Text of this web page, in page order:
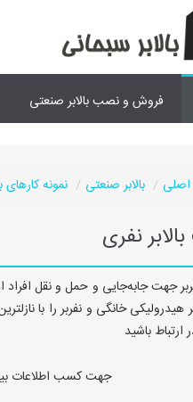
فروش و نصب بالابر صنعتی
بالابر صنعتی نمونه کارهای
نفری
نفربر جهت جابه‌جایی و حمل و نقل
هیدرولیکی خانگی و نفربر را با
ارتباط باشید
جهت کسب اطلاعات